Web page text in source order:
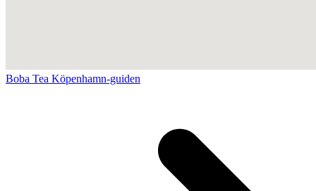
Boba Tea Köpenhamn-guiden